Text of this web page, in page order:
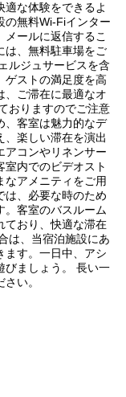
な体験をできるよ
の無料Wi-Fiインター
ールに返信するこ
は、無料駐車場をご
ルジュサービスを含
ゲストの満足度を高
、ご滞在に最適なオ
おりますのでご注意
、客室は魅力的なデ
、楽しい滞在を演出
アコンやリネンサー
室内でのビデオスト
なアメニティをご用
は、必要な時のため
。客室のバスルーム
ており、快適な滞在
は、当宿泊施設にあ
ます。一日中、アシ
びましょう。 長い一
い。